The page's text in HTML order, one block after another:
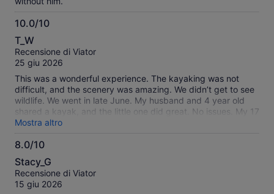
10.0/10
10.0
su
10
T_W
Recensione di Viator
25 giu 2026
This was a wonderful experience. The kayaking was not
difficult, and the scenery was amazing. We didn’t get to see
wildlife. We went in late June. My husband and 4 year old
shared a kayak, and the little one did great. No issues. My 17
year old loved it.
Mostra altro
8.0/10
8.0
su
10
Stacy_G
Recensione di Viator
15 giu 2026